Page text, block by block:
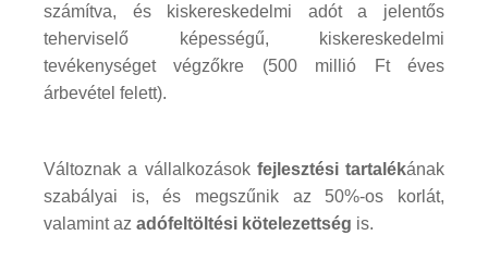
számítva, és kiskereskedelmi adót a jelentős
teherviselő képességű, kiskereskedelmi
tevékenységet végzőkre (500 millió Ft éves
árbevétel felett).
Változnak a vállalkozások fejlesztési tartalékának
szabályai is, és megszűnik az 50%-os korlát,
valamint az adófeltöltési kötelezettség is.